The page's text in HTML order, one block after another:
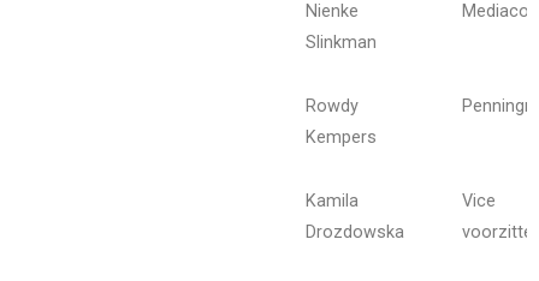
Nienke
Slinkman
Rowdy
Kempers
Kamila
Drozdowska
Vice